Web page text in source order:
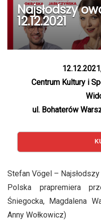
Najsłodszy
12.12.2021
Centrum Kultury i
ul. Bohaterów
Stefan Vögel –
Polska prapremiera
Śniegocka, Magdalena
Anny Wołkowicz)